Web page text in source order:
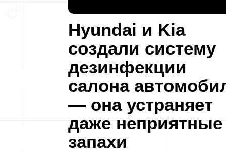
Hyundai и Kia
создали систему
дезинфекции
салона
— она устраняет
даже неприятные
запахи